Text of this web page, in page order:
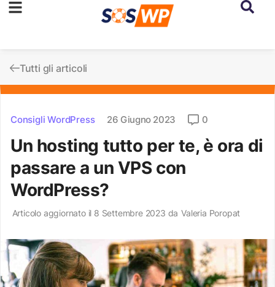
Tutti gli articoli
Consigli WordPress 26 Giugno 2023 0
Un hosting tutto per te, è ora di
passare a un VPS con
WordPress?
Articolo aggiornato il 8 Settembre 2023 da Valeria Poropat